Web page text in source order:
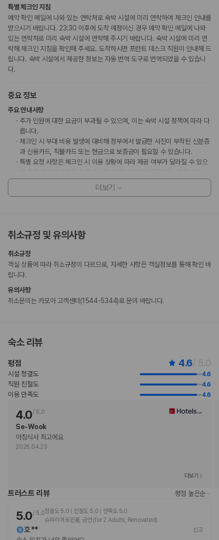
특별 체크인 지침
예약 확인 메일에 나와 있는 연락처로 숙박 시설에 미리 연락하여 체크인 안내를
받으시기 바랍니다. 23:30 이후에 도착 예정이신 경우 예약 확인 메일에 나와
있는 연락처로 미리 숙박 시설에 연락해 주시기 바랍니다. 숙박 시설에 미리 연
락해 체크인 지침을 확인해 주세요. 도착하시면 프런트 데스크 직원이 안내해 드
립니다. 숙박 시설에서 제공한 정보는 자동 번역 도구로 번역되었을 수 있습니
다.
중요 정보
주요 안내사항
추가 인원에 대한 요금이 부과될 수 있으며, 이는 숙박 시설 정책에 따라 다
릅니다.
체크인 시 부대 비용 발생에 대비해 정부에서 발급한 사진이 부착된 신분증
과 신용카드, 직불카드 또는 현금으로 보증금이 필요할 수 있습니다.
특별 요청 사항은 체크인 시 이용 상황에 따라 제공 여부가 달라질 수 있으
이 숙박 시설에서 사용 가능한 결제 수단은 신용카드, 현금입니다.
이 숙박 시설은 안전을 위해 소화기, 연기 감지기, 보안 시스템 등을 갖추고
온천 이용 가능 시간: 15:00 ~ 자정
시설에 투숙할 때 여권 번호와 국적을 제출하도록 요구하고 있습니다. 또
한, 숙박 시설의 소유주는 제출된 모든 투숙객의 여권을 복사하고 해당 복
사본을 보관해야 합니다.
일부 숙박 시설에서는 문신이 있는 고객님의 시설 내 공중 목욕 시설 이용
을 허용하지 않습니다.
이 숙박 시설에서는 고객의 모든 성적 지향과 성 정체성을 존중합니다(성소
체크인 또는 체크아웃 시 숙박 시설에서 다음 요금을 청구할 수 있습니다(요금에
도시세가 숙박 시설에서 부과될 수 있습니다. 도시세는 객실 요금에 따라 1
박 기준 1인당 JPY 100~10,000입니다. 추가 면제가 적용될 수 있습니
다. 자세한 내용은 예약 후 받으신 예약 확인 메일에 나와 있는 연락처 정보
로 숙박 시설에 문의해 주시기 바랍니다.
미만 어린이에게는 적용되지 않습니다.
이 숙박 시설에서 제공한 모든 요금 정보가 포함되어 있습니다.
부가 정보
뷔페아침 식사 요금: 성인 JPY 3300, 어린이 JPY 1650(대략적인 금액)
주차 대행 요금: 1박 기준, JPY 1800
위 목록에 명시되지 않은 다른 항목이 있을 수 있습니다. 요금 및 보증금은 세전
금액일 수 있으며 변경될 수 있습니다.
더보기
취소규정 및 유의사항
취소규정
객실 상품에 따라 취소규정이 다르므로, 자세한 사항은 객실정보를 통해 확인 바
랍니다.
유의사항
취소문의는 카모아 고객센터(1544-5344)로 문의 바랍니다.
숙소 리뷰
평점 4.6/ 5.0
시설 청결도 4.6
직원 친절도 4.6
이용 만족도 4.6
4.0/ 5.0
Se-Wook
아침식사 최고에요
2026.04.23
더보기
트러스트 리뷰 평점 높은순
5.0/ 5.0청결도 5.0 | 친절도 5.0 | 만족도 5.0
슈피리어 트윈룸, 금연 (for 2 Adults, Renovated)
호** 신고